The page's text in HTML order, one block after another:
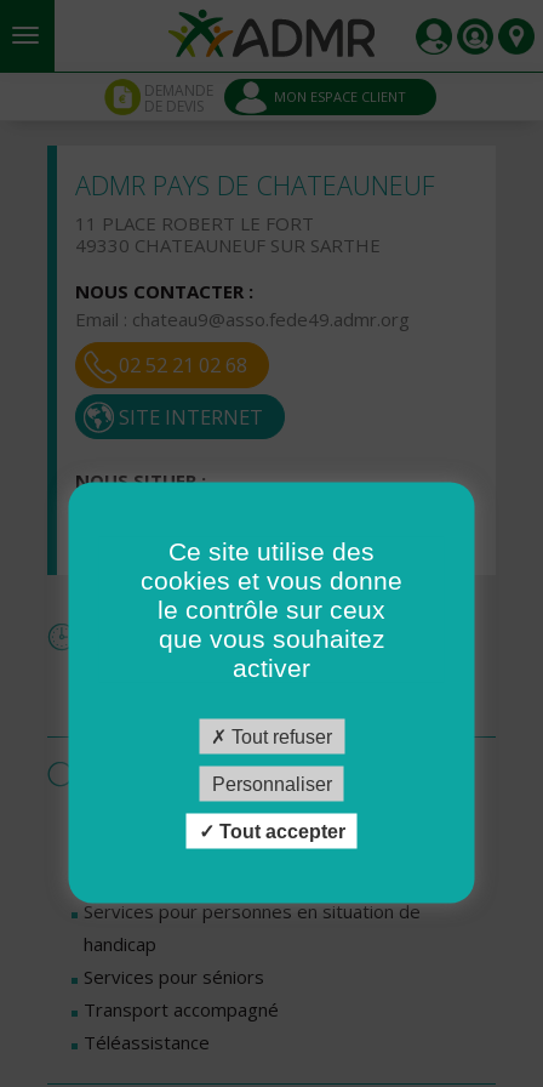
Aller au contenu principal
DEMANDE
DE DEVIS MON ESPACE CLIENT
ADMR PAYS DE CHATEAUNEUF
11 PLACE ROBERT LE FORT
49330 CHATEAUNEUF SUR SARTHE
NOUS CONTACTER :
Email : chateau9@asso.fede49.admr.org
02 52 21 02 68
SITE INTERNET
NOUS SITUER :
Horaires
Mardi : De 09h00 à 12h00
Services proposés par cette association
Garde d’enfants à domicile
Livraisons de repas
Services pour personnes en situation de
handicap
Services pour séniors
Transport accompagné
Téléassistance
Panneau de gestion des cookies
Ce site utilise des
cookies et vous donne
le contrôle sur ceux
que vous souhaitez
activer
Tout refuser
Personnaliser
Tout accepter